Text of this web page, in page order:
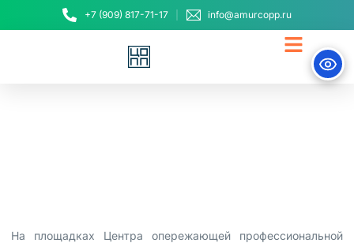
+7 (909) 817-71-17 info@amurcopp.ru
На площадках Центра опережающей профессиональной